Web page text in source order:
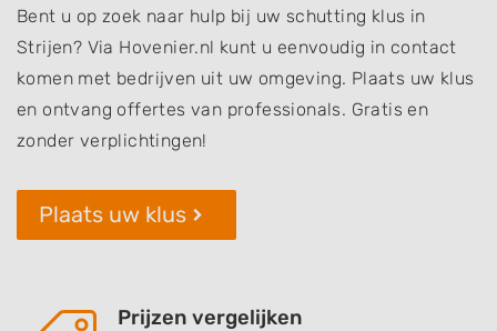
Bent u op zoek naar hulp bij uw schutting klus in
Strijen? Via Hovenier.nl kunt u eenvoudig in contact
komen met bedrijven uit uw omgeving. Plaats uw klus
en ontvang offertes van professionals. Gratis en
zonder verplichtingen!
Plaats uw klus
Prijzen vergelijken